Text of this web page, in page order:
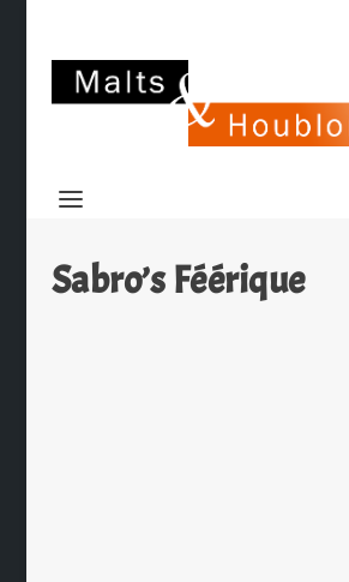
Sabro’s Féérique